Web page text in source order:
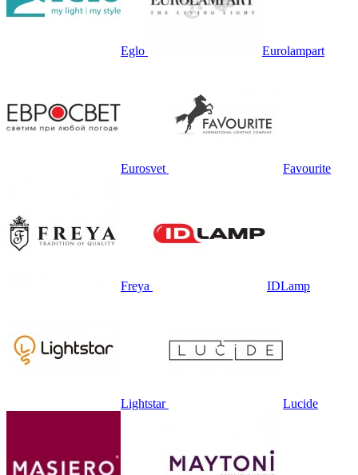
Eglo Eurolampart
Eurosvet Favourite
Freya IDLamp
Lightstar Lucide